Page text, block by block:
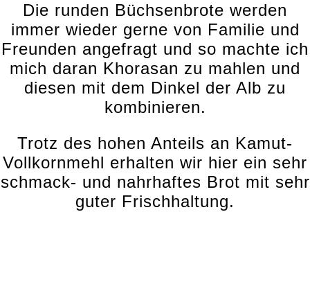
Die runden Büchsenbrote werden
immer wieder gerne von Familie und
Freunden angefragt und so machte ich
mich daran Khorasan zu mahlen und
diesen mit dem Dinkel der Alb zu
kombinieren.
Trotz des hohen Anteils an Kamut-
Vollkornmehl erhalten wir hier ein sehr
schmack- und nahrhaftes Brot mit sehr
guter Frischhaltung.